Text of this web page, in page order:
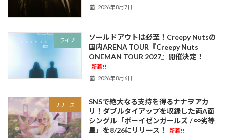
2026年8月7日
ライブ
ソールドアウトは必至！Creepy Nutsの
国内ARENA TOUR『Creepy Nuts
ONEMAN TOUR 2027』開催決定！
新着!!
2026年8月6日
リリース
SNSで絶大なる支持を得るナナヲアカ
リ！ダブルタイアップを収録した両A面
シングル「ボーイゼンガールズ / ∞劣等
星」を8/26にリリース！
新着!!